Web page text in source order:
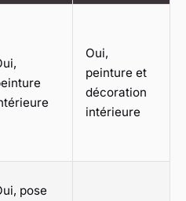
Oui,
peinture et
décoration
intérieure
pose